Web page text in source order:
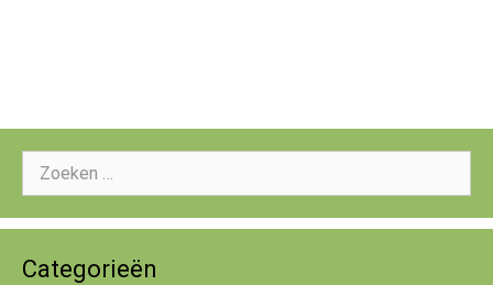
naar:
Categorieën